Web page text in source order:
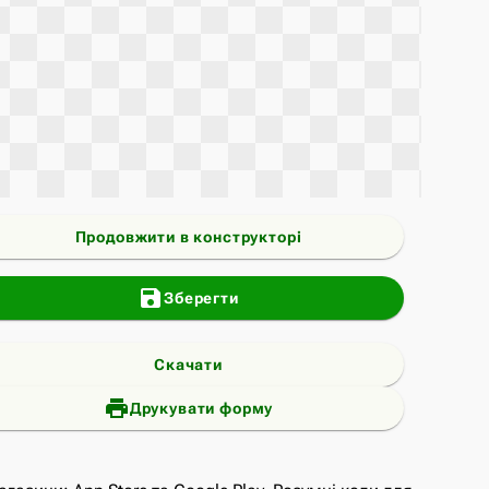
Продовжити в конструкторі
saveЗберегти
Скачати
print_add
Друкувати форму